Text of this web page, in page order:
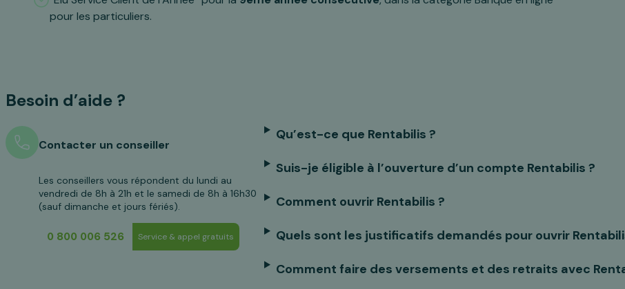
pour les particuliers.
Besoin d’aide ?
Contacter un conseiller
Les conseillers vous répondent du lundi au
vendredi de 8h à 21h et le samedi de 8h à 16h30
(sauf dimanche et jours fériés).
0 800 006 526 Service & appel gratuits
Qu’est-ce que Rentabilis ?
Suis-je éligible à l’ouverture d’un compte Rentabilis ?
Comment ouvrir Rentabilis ?
Quels sont les justificatifs demandés pour ouvrir
Comment faire des versements et des retraits avec